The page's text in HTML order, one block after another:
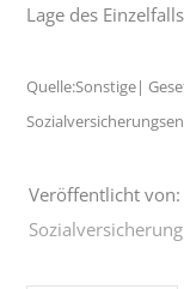
Lage des
Quelle:Sonstige|
Veröffentlicht
Sozialversicherung